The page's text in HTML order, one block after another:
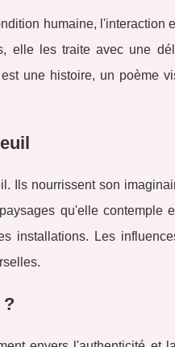
humaine, l'interaction
elle les traite avec une
une histoire, un poème
Ils nourrissent son
qu'elle contemple
installations. Les